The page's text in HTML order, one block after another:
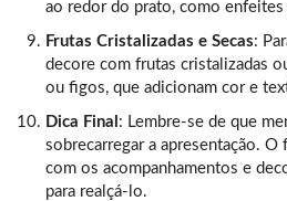
ao redor do prato, como
Frutas Cristalizadas e Secas:
decore com frutas cristalizadas
ou figos, que adicionam cor e
Dica Final : Lembre-se de que
sobrecarregar a apresentação.
com os acompanhamentos e
para realçá-lo.